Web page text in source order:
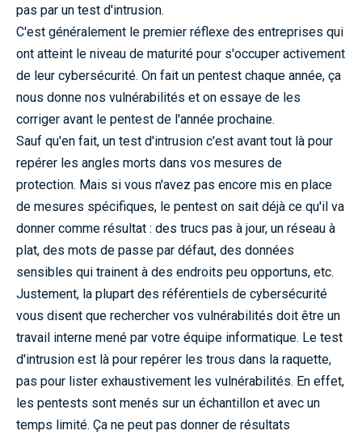
pas par un test d'intrusion.
C'est généralement le premier réflexe des entreprises qui
ont atteint le niveau de maturité pour s'occuper activement
de leur cybersécurité. On fait un pentest chaque année, ça
nous donne nos vulnérabilités et on essaye de les
corriger avant le pentest de l'année prochaine.
Sauf qu'en fait, un test d'intrusion c'est avant tout là pour
repérer les angles morts dans vos mesures de
protection. Mais si vous n'avez pas encore mis en place
de mesures spécifiques, le pentest on sait déjà ce qu'il va
donner comme résultat : des trucs pas à jour, un réseau à
plat, des mots de passe par défaut, des données
sensibles qui trainent à des endroits peu opportuns, etc.
Justement, la plupart des référentiels de cybersécurité
vous disent que rechercher vos vulnérabilités doit être un
travail interne mené par votre équipe informatique. Le test
d'intrusion est là pour repérer les trous dans la raquette,
pas pour lister exhaustivement les vulnérabilités. En effet,
les pentests sont menés sur un échantillon et avec un
temps limité. Ça ne peut pas donner de résultats